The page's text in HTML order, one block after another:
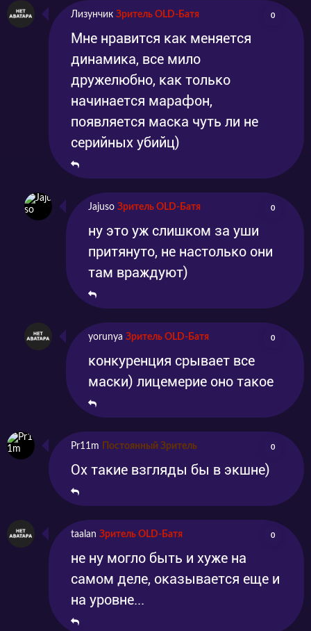
Лизунчик Зритель OLD-Батя 0
Мне нравится как меняется
динамика, все мило
дружелюбно, как только
начинается марафон,
появляется маска чуть ли не
серийных убийц)
Jajuso Зритель OLD-Батя 0
ну это уж слишком за уши
притянуто, не настолько они
там враждуют)
yorunya Зритель OLD-Батя 0
конкуренция срывает все
маски) лицемерие оно такое
Pr11m Постоянный Зритель 0
Ох такие взгляды бы в экшне)
taalan Зритель OLD-Батя 0
не ну могло быть и хуже на
самом деле, оказывается еще и
на уровне...